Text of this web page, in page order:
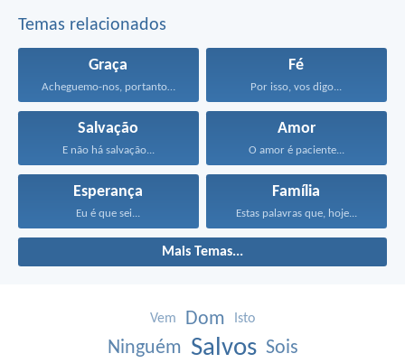
Temas relacionados
Graça
Acheguemo-nos, portanto, confiadamente, junto...
Fé
Por isso, vos digo...
Salvação
E não há salvação...
Amor
O amor é paciente...
Esperança
Eu é que sei...
Família
Estas palavras que, hoje...
Mais Temas...
Vem Dom Isto
Ninguém Salvos Sois